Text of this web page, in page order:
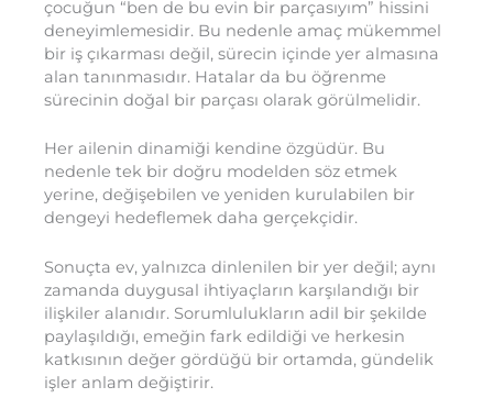
çocuğun “ben de bu evin bir parçasıyım” hissini
deneyimlemesidir. Bu nedenle amaç mükemmel
bir iş çıkarması değil, sürecin içinde yer almasına
alan tanınmasıdır. Hatalar da bu öğrenme
sürecinin doğal bir parçası olarak görülmelidir.
Her ailenin dinamiği kendine özgüdür. Bu
nedenle tek bir doğru modelden söz etmek
yerine, değişebilen ve yeniden kurulabilen bir
dengeyi hedeflemek daha gerçekçidir.
Sonuçta ev, yalnızca dinlenilen bir yer değil; aynı
zamanda duygusal ihtiyaçların karşılandığı bir
ilişkiler alanıdır. Sorumlulukların adil bir şekilde
paylaşıldığı, emeğin fark edildiği ve herkesin
katkısının değer gördüğü bir ortamda, gündelik
işler anlam değiştirir.